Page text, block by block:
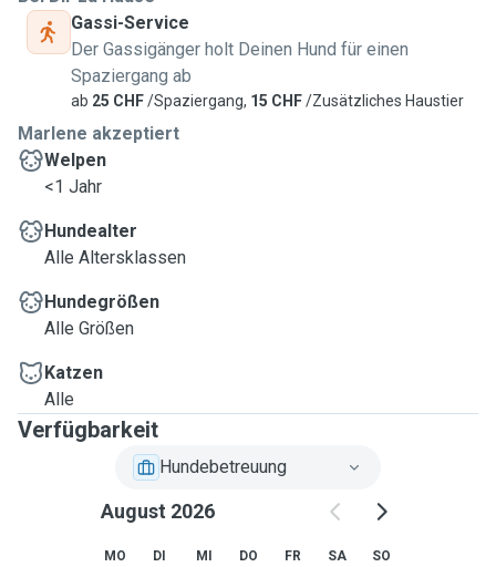
entweder ihr eigenes Bett mitbringen oder wir stellen eine
gemütliche Ecke bereit.
Gassi-Service
Der Gassigänger holt Deinen Hund für einen
Spaziergang ab
ab 25 CHF/Spaziergang, 15 CHF/Zusätzliches Haustier
Marlene akzeptiert
Welpen
<1 Jahr
Hundealter
Alle Altersklassen
Hundegrößen
Alle Größen
Katzen
Alle
Verfügbarkeit
Hundebetreuung
August 2026
MO DI MI DO FR SA SO